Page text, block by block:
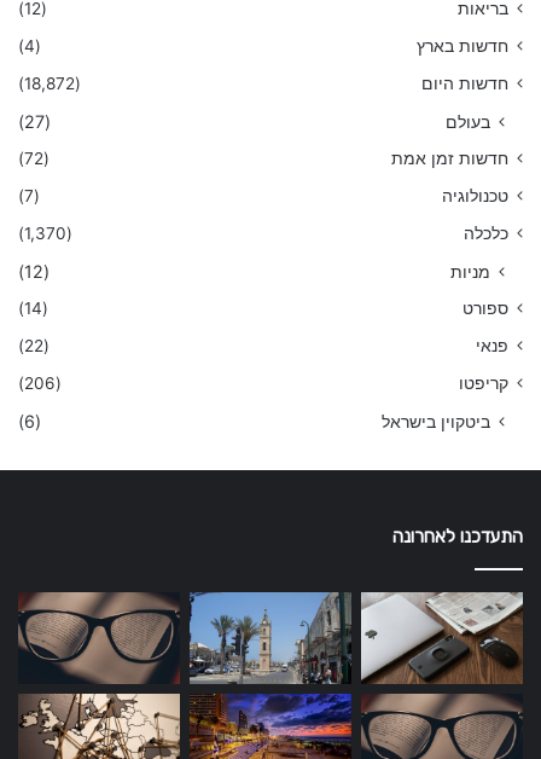
בריאות
(12)
חדשות בארץ
(4)
חדשות היום
(18,872)
בעולם (27)
חדשות זמן אמת
(72)
טכנולוגיה
(7)
כלכלה
(1,370)
מניות (12)
ספורט
(14)
פנאי
(22)
קריפטו
(206)
ביטקוין בישראל (6)
התעדכנו לאחרונה